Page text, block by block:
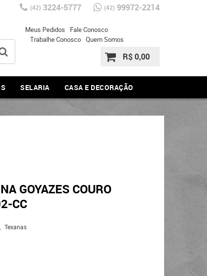
(42)3224-5777 (42)99972-2214
Meus Pedidos
Fale Conosco
Trabalhe Conosco Quem Somos
R$ 0,00
SELARIA CASA E DECORAÇÃO
GOYAZES COURO
CC
Texanas